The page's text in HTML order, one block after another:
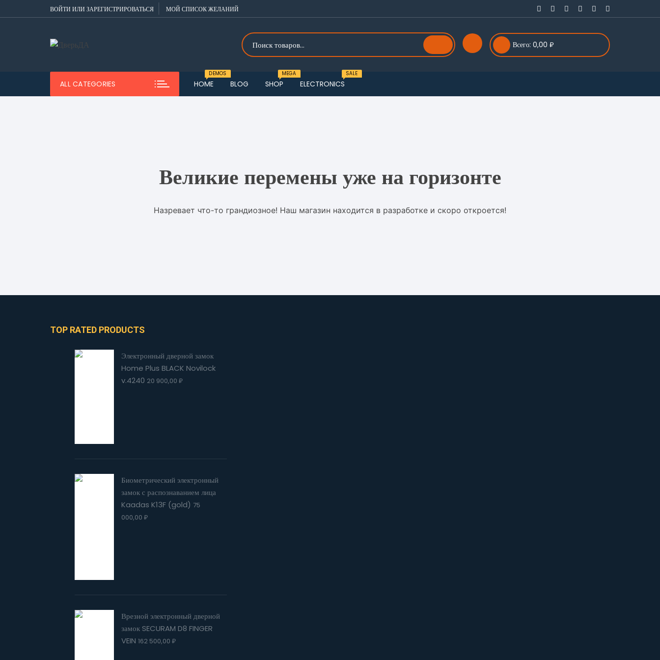
к
ВОЙТИ ИЛИ ЗАРЕГИСТРИРОВАТЬСЯ МОЙ СПИСОК ЖЕЛАНИЙ
Всего: 0,00 ₽
ALL CATEGORIES HOME
DEMOS
Demo four
BLOG SHOP
MEGA
ELECTRONICS
SALE
Великие перемены уже на горизонте
Назревает что-то грандиозное! Наш магазин находится в разработке и скоро откроется!
TOP RATED PRODUCTS
Электронный дверной замок
Home Plus BLACK Novilock
v.4240 20 900,00 ₽
Биометрический электронный
замок с распознаванием лица
Kaadas K13F (gold) 75
000,00 ₽
Врезной электронный дверной
замок SECURAM D8 FINGER
VEIN 162 500,00 ₽